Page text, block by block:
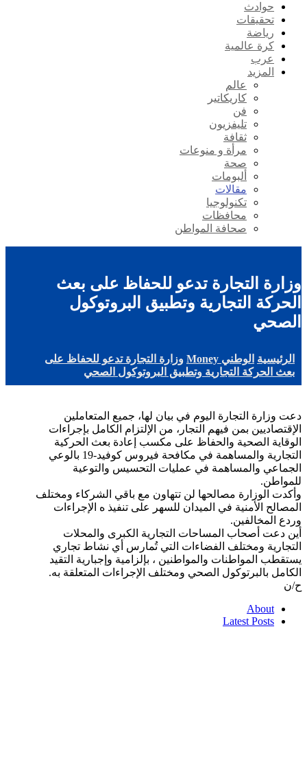
حوادث
تحقيقات
رياضة
كرة عالمية
عرب
المزيد
عالم
كاريكاتير
فن
تليفزيون
ثقافة
مرأة و منوعات
صحة
ألبومات
مقالات
تكنولوجيا
محافظات
صحافة المواطن
وزارة التجارة تدعو للحفاظ على بعث
الحركة التجارية وتطبيق البروتوكول
الصحي
الرئيسية الوطني Money
وزارة التجارة تدعو للحفاظ على
بعث الحركة التجارية وتطبيق البروتوكول الصحي
دعت وزارة التجارة اليوم في بيان لها، جميع المتعاملين
الإقتصاديين بمن فيهم التجار، من الإلتزام الكامل بإجراءات
الوقاية الصحية والحفاظ على مكسب إعادة بعث الحركية
التجارية والمساهمة في مكافحة فيروس كوفيد-19 بالوعي
الجماعي والمساهمة في عمليات التحسيس والتوعية
للمواطن.
وأكدت الوزارة مصالحها لن تتهاون مع باقي الشركاء ومختلف
المصالح الأمنية في الميدان للسهر على تنفيذ ه الإجراءات
وردع المخالفين.
أين دعت أصحاب المساحات التجارية الكبرى والمحلات
التجارية ومختلف الفضاءات التي تُمارس أي نشاط تجاري
يستقطب المواطنات والمواطنين ، بإلزامية وإجبارية التقيد
الكامل بالبرتوكول الصحي ومختلف الإجراءات المتعلقة به.
ح/ن
About
Latest Posts